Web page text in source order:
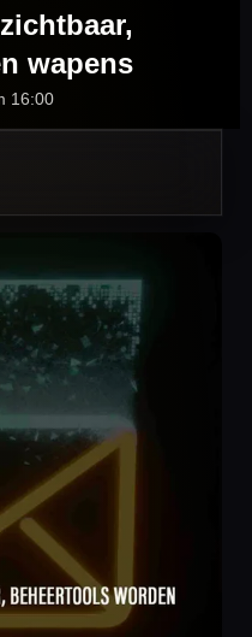
wapens
16:00